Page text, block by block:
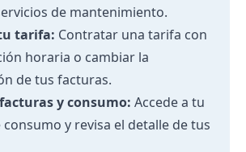
de mantenimiento.
tarifa: Contratar una tarifa con
horaria o cambiar la
de tus facturas.
y consumo: Accede a tu
y revisa el detalle de tus